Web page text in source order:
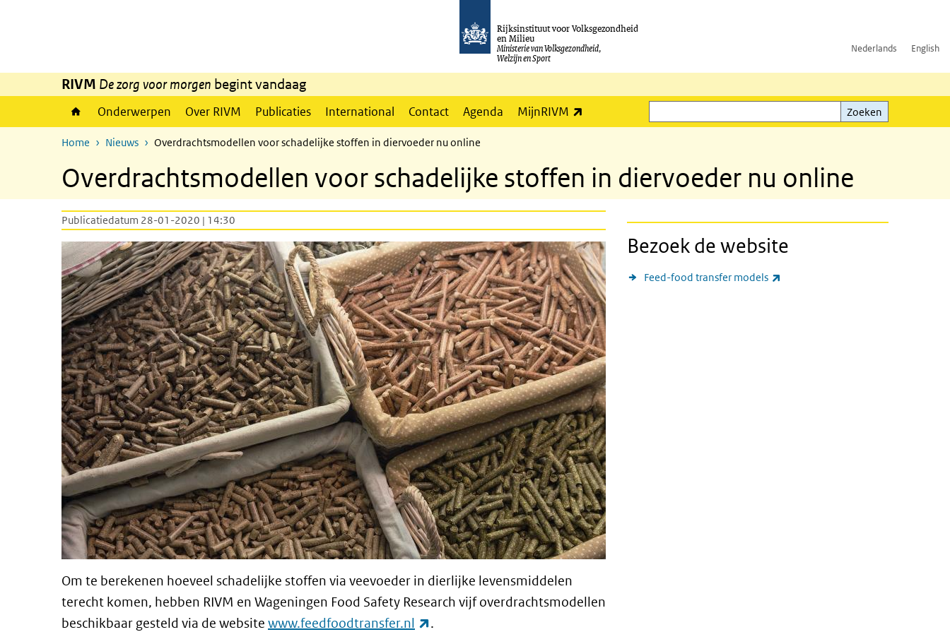
Rijksinstituut voor Volksgezondheid
en Milieu
Ministerie van Volksgezondheid,
Welzijn en Sport
Nederlands English
RIVM De zorg voor morgen begint vandaag
Onderwerpen Over RIVM Publicaties International Contact Agenda MijnRIVM
Zoeken
Zoeken
Home Nieuws Overdrachtsmodellen voor schadelijke stoffen in diervoeder nu online
Overdrachtsmodellen voor schadelijke stoffen in diervoeder nu online
Publicatiedatum 28-01-2020 | 14:30
Om te berekenen hoeveel schadelijke stoffen via veevoeder in dierlijke levensmiddelen
terecht komen, hebben RIVM en Wageningen Food Safety Research vijf overdrachtsmodellen
beschikbaar gesteld via de website www.feedfoodtransfer.nl (externe link)
.
Bezoek de website
Feed-food transfer models